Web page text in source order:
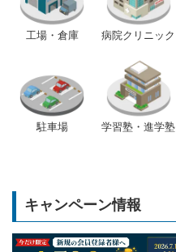
工場・倉庫 病院クリニック
駐車場 学習塾・進学塾
キャンペーン情報